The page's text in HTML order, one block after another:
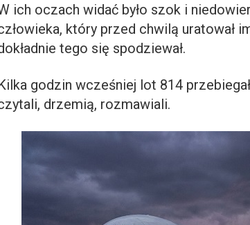
ich oczach widać było szok i
który przed chwilą uratował
tego się spodziewał.
godzin wcześniej lot 814
drzemią, rozmawiali.